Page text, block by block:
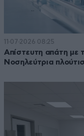
11·07·2026 08:25
Απίστευτη απάτη με
Νοσηλεύτρια